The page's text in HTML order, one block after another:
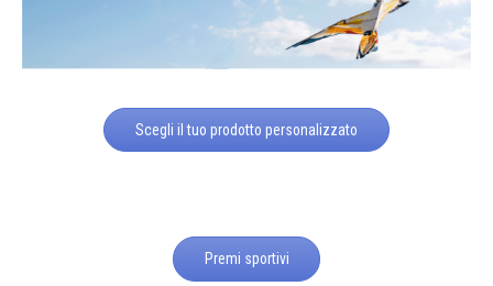
Scegli il tuo prodotto personalizzato
Premi sportivi